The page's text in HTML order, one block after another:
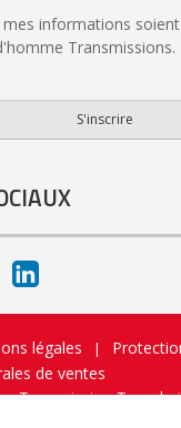
mes informations
Transmissions.
S'inscrire
légales |
de ventes
Transmission. Tous